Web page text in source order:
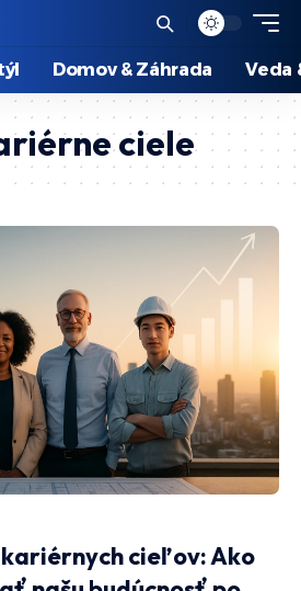
Domov & Záhrada Veda
ciele
cieľov: Ako